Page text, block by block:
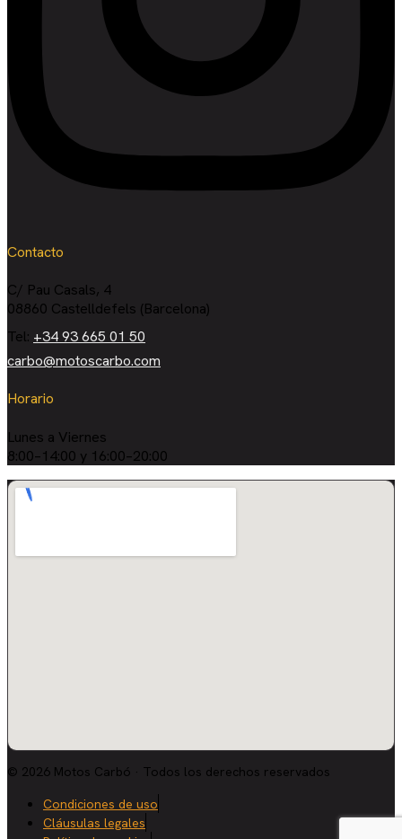
Contacto
C/ Pau Casals, 4
08860 Castelldefels (Barcelona)
Tel: +34 93 665 01 50
carbo@motoscarbo.com
Horario
Lunes a Viernes
8:00–14:00 y 16:00–20:00
© 2026 Motos Carbó · Todos los derechos reservados
Condiciones de uso
Cláusulas legales